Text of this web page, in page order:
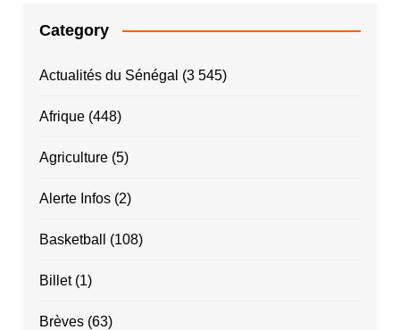
Category
Actualités du Sénégal (3 545)
Afrique(448)
Agriculture(5)
Alerte Infos(2)
Basketball (108)
Billet(1)
Brèves(63)